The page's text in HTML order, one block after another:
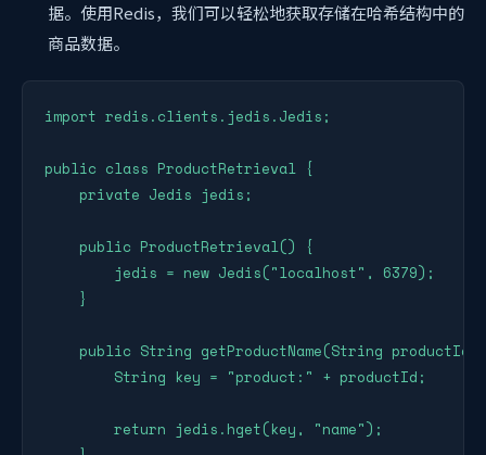
据。使用Redis，我们可以轻松地获取存储在哈希结构中的
商品数据。
import redis.clients.jedis.Jedis;
public class ProductRetrieval {
    private Jedis jedis;
    public ProductRetrieval() {
        jedis = new Jedis("localhost", 6379);
    }
public String getProductName(String productId)
        String key = "product:" + productId;
        return jedis.hget(key, "name");